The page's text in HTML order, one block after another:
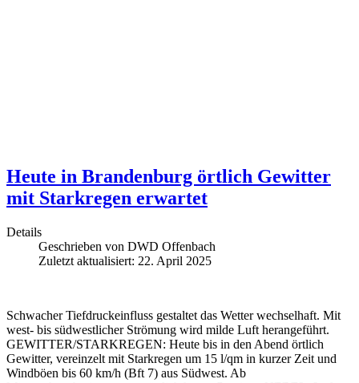
Heute in Brandenburg örtlich Gewitter
mit Starkregen erwartet
Details
Geschrieben von DWD Offenbach
Zuletzt aktualisiert: 22. April 2025
Schwacher Tiefdruckeinfluss gestaltet das Wetter wechselhaft. Mit
west- bis südwestlicher Strömung wird milde Luft herangeführt.
GEWITTER/STARKREGEN: Heute bis in den Abend örtlich
Gewitter, vereinzelt mit Starkregen um 15 l/qm in kurzer Zeit und
Windböen bis 60 km/h (Bft 7) aus Südwest. Ab